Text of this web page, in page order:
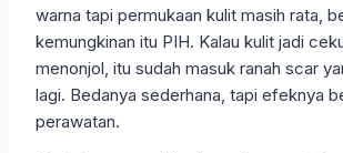
warna tapi permukaan kulit masih rata,
kemungkinan itu PIH. Kalau kulit jadi
menonjol, itu sudah masuk ranah scar
lagi. Bedanya sederhana, tapi efeknya
perawatan.